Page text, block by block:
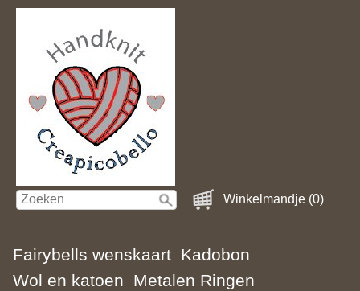
Winkelmandje (0)
Fairybells wenskaart Kadobon
Wol en katoen
Metalen Ringen